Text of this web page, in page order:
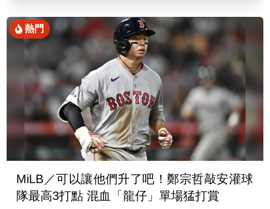
熱門
MiLB／可以讓他們升了吧！鄭宗哲敲安灌球
隊最高3打點 混血「龍仔」單場猛打賞